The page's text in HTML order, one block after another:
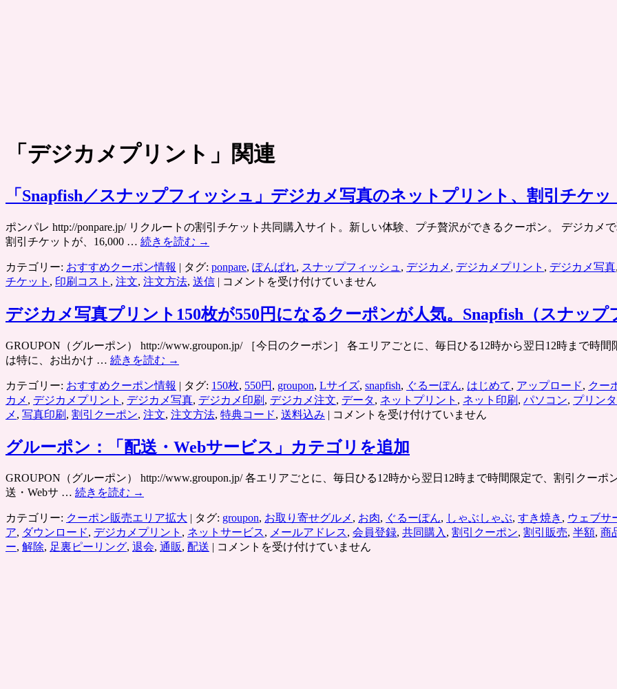
「 デジカメプリント 」関連
「Snapfish／スナップフィッシュ」デジカメ写真のネットプリント、割引チケ
ポンパレ http://ponpare.jp/ リクルートの割引チケット共同購入サイト。新しい体験、プチ贅沢ができるクーポン。 デジカ
割引チケットが、16,000 … 続きを読む →
カテゴリー: おすすめクーポン情報 | タグ: ponpare, ぽんぱれ, スナップフィッシュ , デジカメ , デジカメプリント , デジカメ写真
チケット , 印刷コスト , 注文, 注文方法, 送信 | 「Snapfish
ス
ナ
プ
ィ
ッ
シ
ジ
メ
の
ネ
コメントを受け付けていません
デジカメ写真プリント150枚が550円になるクーポンが人気。Snapfish（スナッ
GROUPON（グルーポン） http://www.groupon.jp/ ［今日のクーポン］ 各エリアごとに、毎日ひる12時から翌日12時まで時
は特に、お出かけ … 続きを読む →
カテゴリー: おすすめクーポン情報 | タグ: 150枚, 550円 , groupon, Lサイズ, snapfish, ぐるーぽん, はじめて, アップロード, クー
カメ , デジカメプリント , デジカメ写真, デジカメ印刷 , デジカメ注文, データ, ネットプリント , ネット印刷 , パソコン, プリン
メ , 写真印刷 , 割引クーポン, 注文, 注文方法, 特典コード, 送料込み | デ
カ
メ
写
真
リ
ン
ト
コメントを受け付けていません
グルーポン：「配送・Webサービス」カテゴリを追加
GROUPON（グルーポン） http://www.groupon.jp/ 各エリアごとに、毎日ひる12時から翌日12時まで時間限定で、割引クー
送・Webサ … 続きを読む →
カテゴリー: クーポン販売エリア拡大 | タグ: groupon, お取り寄せグルメ , お肉, ぐるーぽん, しゃぶしゃぶ, すき焼き , ウェブサ
ア, ダウンロード, デジカメプリント , ネットサービス, メールアドレス, 会員登録, 共同購入, 割引クーポン, 割引販売, 半額, 商
ー, 解除, 足裏ピーリング, 退会, 通販, 配送 | グ
コメントを受け付けていません